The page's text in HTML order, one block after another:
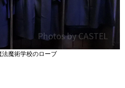
法魔術学校のローブ